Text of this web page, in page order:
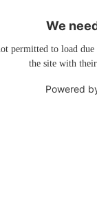
We
permitted to load
the site with
Powered